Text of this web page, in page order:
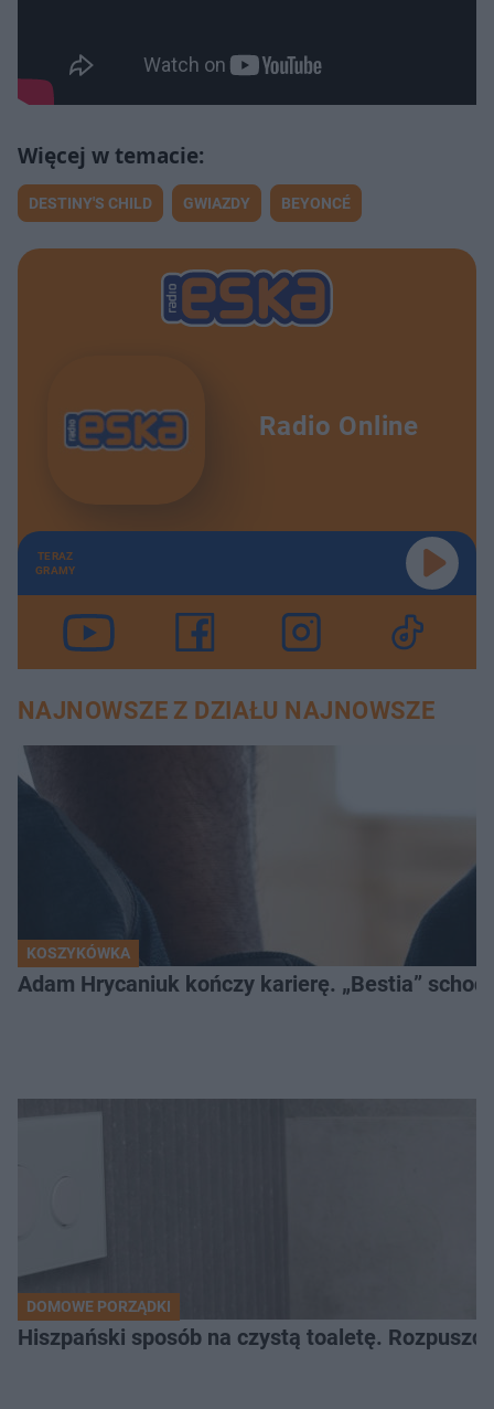
DESTINY'S CHILD GWIAZDY BEYONCÉ
Radio Online
TERAZ
GRAMY
NAJNOWSZE Z DZIAŁU NAJNOWSZE
KOSZYKÓWKA
Adam Hrycaniuk kończy karierę. „Bestia”
DOMOWE PORZĄDKI
Hiszpański sposób na czystą toaletę.